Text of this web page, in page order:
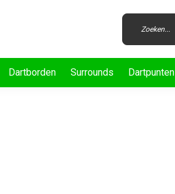
Dartborden Surrounds Dartpunten